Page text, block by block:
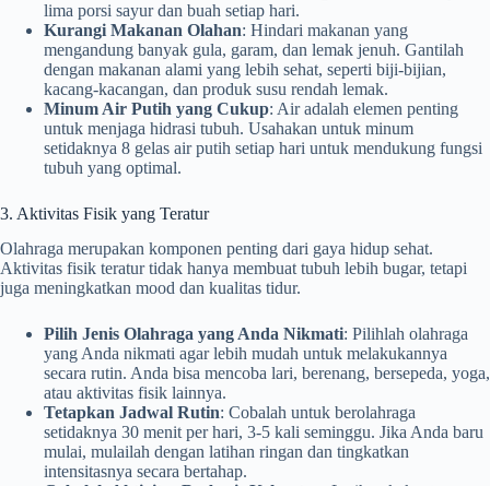
lima porsi sayur dan buah setiap hari.
Kurangi Makanan Olahan: Hindari makanan yang
mengandung banyak gula, garam, dan lemak jenuh. Gantilah
dengan makanan alami yang lebih sehat, seperti biji-bijian,
kacang-kacangan, dan produk susu rendah lemak.
Minum Air Putih yang Cukup: Air adalah elemen penting
untuk menjaga hidrasi tubuh. Usahakan untuk minum
setidaknya 8 gelas air putih setiap hari untuk mendukung fungsi
tubuh yang optimal.
3. Aktivitas Fisik yang Teratur
Olahraga merupakan komponen penting dari gaya hidup sehat.
Aktivitas fisik teratur tidak hanya membuat tubuh lebih bugar, tetapi
juga meningkatkan mood dan kualitas tidur.
Pilih Jenis Olahraga yang Anda Nikmati: Pilihlah olahraga
yang Anda nikmati agar lebih mudah untuk melakukannya
secara rutin. Anda bisa mencoba lari, berenang, bersepeda, yoga,
atau aktivitas fisik lainnya.
Tetapkan Jadwal Rutin: Cobalah untuk berolahraga
setidaknya 30 menit per hari, 3-5 kali seminggu. Jika Anda baru
mulai, mulailah dengan latihan ringan dan tingkatkan
intensitasnya secara bertahap.